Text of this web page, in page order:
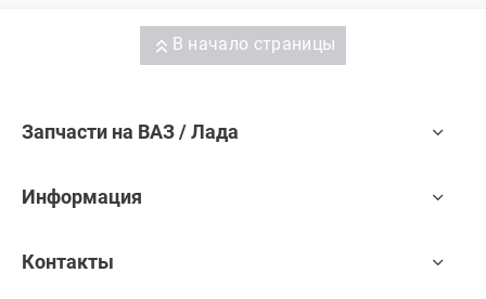
В начало страницы
Запчасти на ВАЗ / Лада
Информация
Контакты